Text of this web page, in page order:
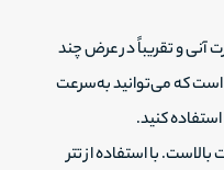
و تقریباً در عرض چند
است که می‌توانید به‌سرعت
کنید.
بالاست. با استفاده از تتر